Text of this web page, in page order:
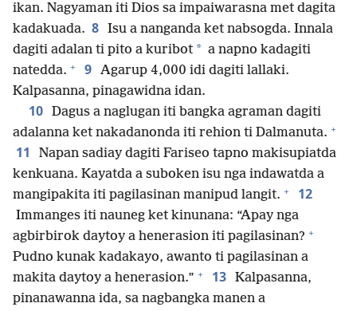
ikan. Nagyaman iti Dios sa impaiwarasna met dagita
kadakuada. 8 Isu a nanganda ket nabsogda. Innala
dagiti adalan ti pito a kuribot * a napno kadagiti
natedda. + 9 Agarup 4,000 idi dagiti lallaki.
Kalpasanna, pinagawidna idan.
10 Dagus a naglugan iti bangka agraman dagiti
adalanna ket nakadanonda iti rehion ti Dalmanuta. +
11
Napan sadiay dagiti Fariseo tapno makisupiatda
kenkuana. Kayatda a suboken isu nga indawatda a
mangipakita iti pagilasinan manipud langit. + 12
Immanges iti nauneg ket kinunana: “Apay nga
agbirbirok daytoy a henerasion iti pagilasinan? +
Pudno kunak kadakayo, awanto ti pagilasinan a
makita daytoy a henerasion.” + 13 Kalpasanna,
pinanawanna ida, sa nagbangka manen a